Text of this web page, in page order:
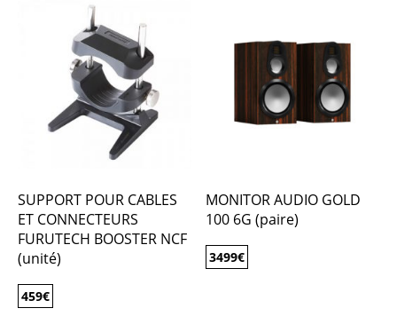
SUPPORT POUR CABLES
ET CONNECTEURS
FURUTECH BOOSTER NCF
(unité)
459€
MONITOR AUDIO GOLD
100 6G (paire)
3499€